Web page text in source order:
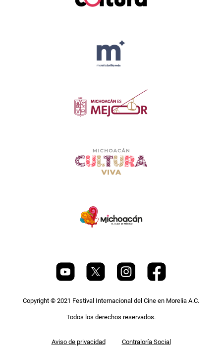
Copyright © 2021 Festival Internacional del Cine en Morelia A.C.
Todos los derechos reservados.
Aviso de privacidad Contraloría Social